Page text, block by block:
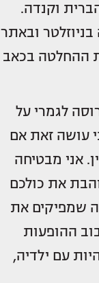
הברית וקנדה.
ובאתר
ההחלטה בכאב
לגמרי על
עושה זאת אם
אני מבטיחה
את כולכם
שמפיקים את
ההופעות
עם ילדיה,